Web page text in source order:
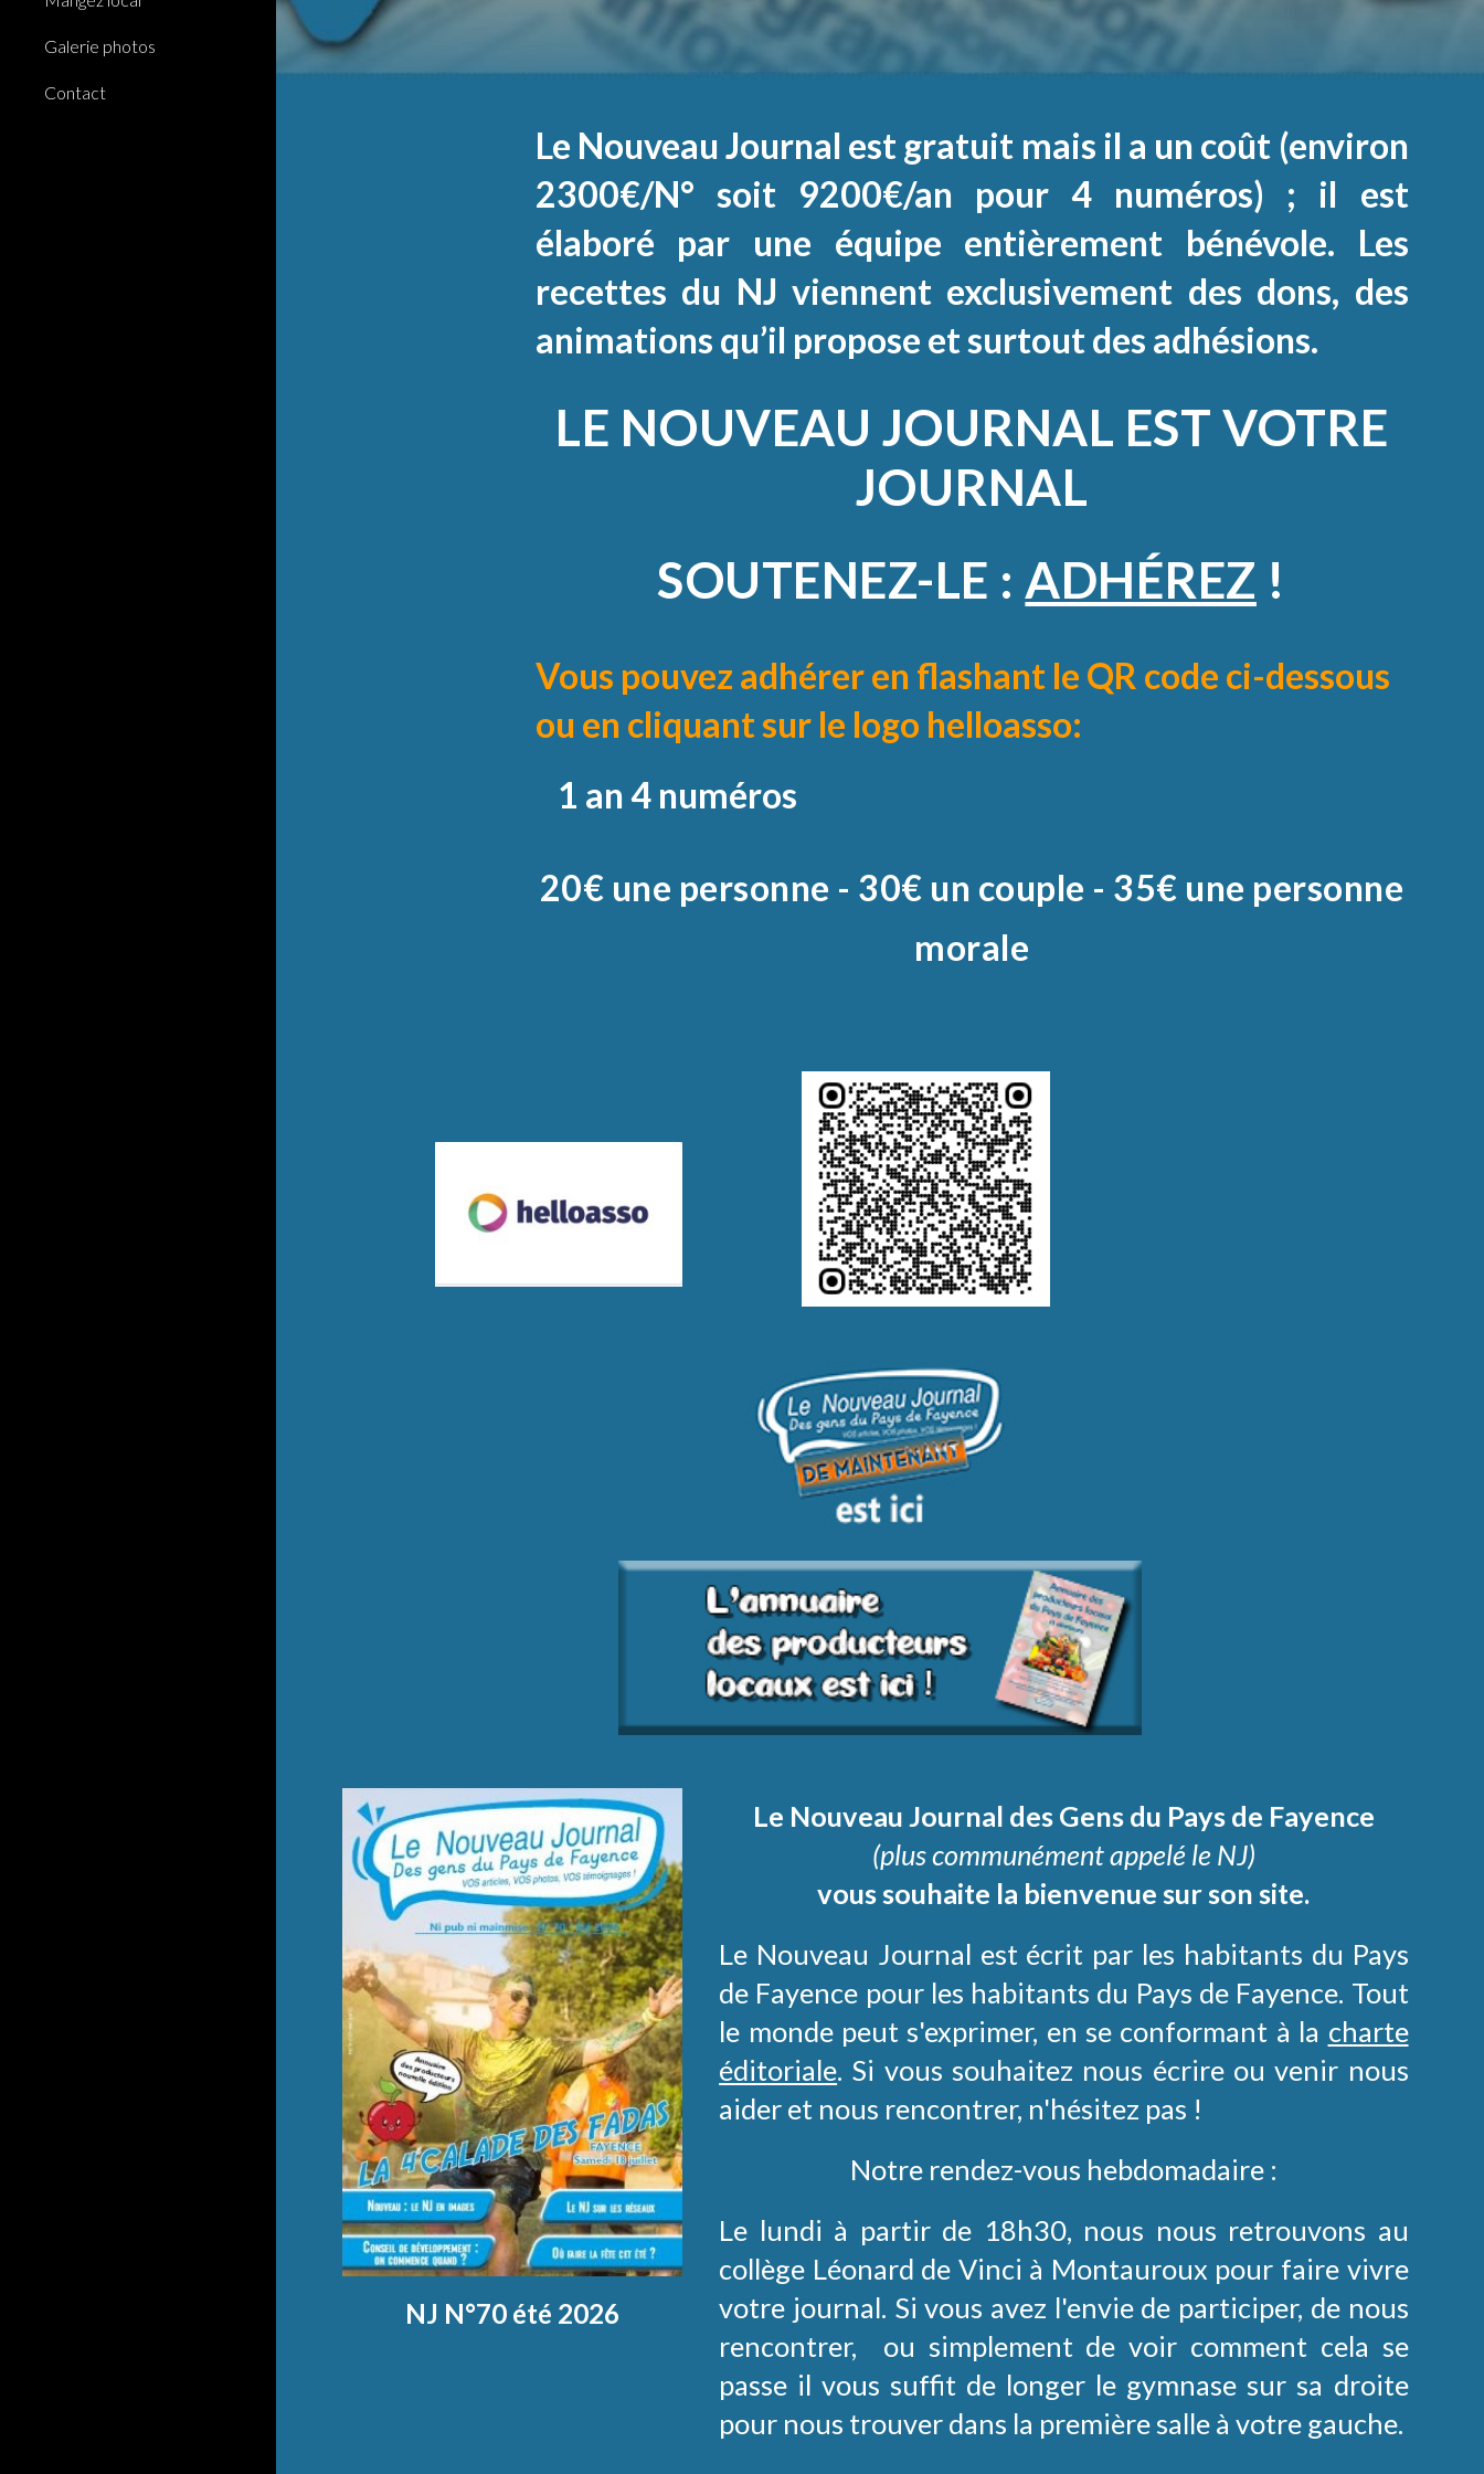
Galerie photos
Contact
Le Nouveau Journal est gratuit mais il a un coût (environ
2300€/N° soit 9200€/an pour 4 numéros) ; il est
élaboré par une équipe entièrement bénévole. Les
recettes du NJ viennent exclusivement des dons, des
animations qu’il propose et surtout des adhésions.
LE NOUVEAU JOURNAL EST VOTRE
JOURNAL
SOUTENEZ-LE :ADHÉREZ !
Vous pouvez adhérer en flashant le QR code ci-dessous
ou en cliquant sur le logo helloasso:
1 an 4 numéros
20€ une personne - 30€ un couple - 35€ une personne
morale
NJ N°70 été 2026
Le Nouveau Journal des Gens du Pays de Fayence
(plus communément appelé le NJ)
vous souhaite la bienvenue sur son site.
Le Nouveau Journal est écrit par les habitants du Pays
de Fayence pour les habitants du Pays de Fayence. Tout
le monde peut s'exprimer, en se conformant à la charte
éditoriale. Si vous souhaitez nous écrire ou venir nous
aider et nous rencontrer, n'hésitez pas !
Notre rendez-vous hebdomadaire :
Le lundi à partir de 18h30, nous nous retrouvons au
collège Léonard de Vinci à Montauroux pour faire vivre
votre journal. Si vous avez l'envie de participer, de nous
rencontrer, ou simplement de voir comment cela se
passe il vous suffit de longer le gymnase sur sa droite
pour nous trouver dans la première salle à votre gauche.